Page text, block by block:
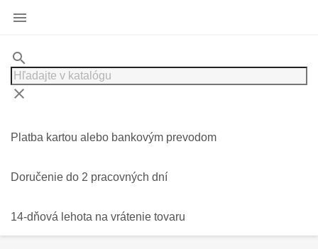

search
clear
Platba kartou alebo bankovým prevodom
Doručenie do 2 pracovných dní
14-dňová lehota na vrátenie tovaru